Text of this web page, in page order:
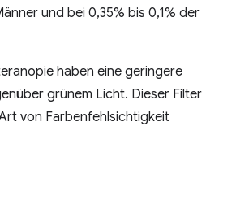
und bei 0,35% bis 0,1% der
haben eine geringere
grünem Licht. Dieser Filter
von Farbenfehlsichtigkeit